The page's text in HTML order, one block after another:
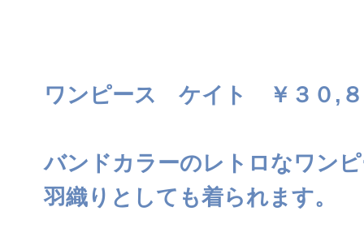
ワンピース ケイト ￥３０,８
バンドカラーのレトロなワン
羽織りとしても着られます。